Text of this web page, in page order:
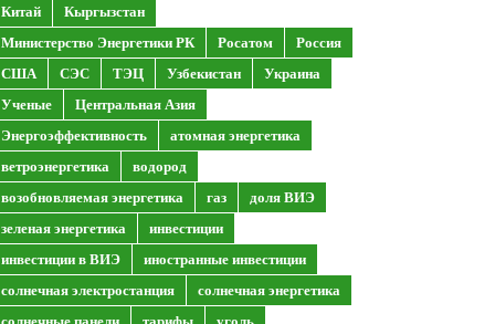
Китай
Кыргызстан
Министерство Энергетики РК
Росатом
Россия
США
СЭС ТЭЦ Узбекистан
Украина
Ученые
Центральная Азия
Энергоэффективность
атомная энергетика
ветроэнергетика
водород
возобновляемая энергетика
газ
доля ВИЭ
зеленая энергетика
инвестиции
инвестиции в ВИЭ
иностранные инвестиции
солнечная электростанция
солнечная энергетика
солнечные панели
тарифы уголь